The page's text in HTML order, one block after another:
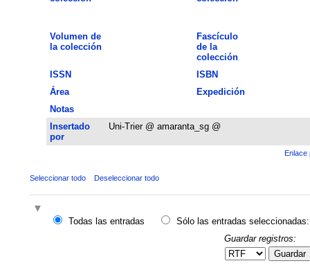
Volumen de
la colección
Fascículo
de la
colección
ISSN
ISBN
Área
Expedición
Notas
Insertado
por
Uni-Trier @ amaranta_sg @
Enlace
Seleccionar todo Deseleccionar todo
Todas las entradas
Sólo las entradas seleccionadas:
Guardar registros:
Guardar